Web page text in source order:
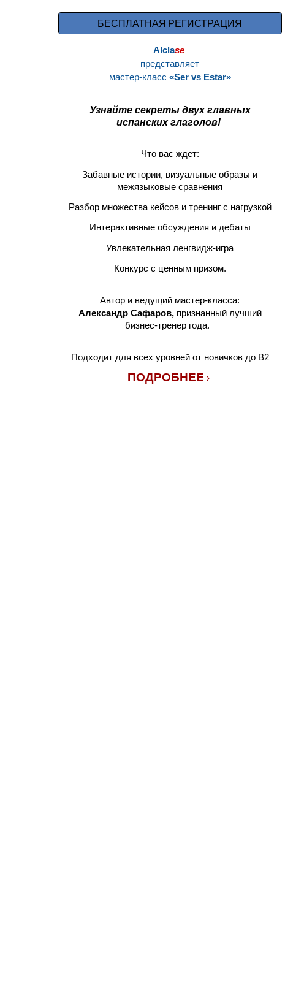
БЕСПЛАТНАЯ РЕГИСТРАЦИЯ
Alclase
представляет
мастер-класс «Ser vs Estar»
Узнайте секреты двух главных
испанских глаголов!
Что вас ждет:
Забавные истории, визуальные образы и
межязыковые сравнения
Разбор множества кейсов и тренинг с нагрузкой
Интерактивные обсуждения и дебаты
Увлекательная ленгвидж-игра
Конкурс с ценным призом.
Автор и ведущий мастер-класса:
Александр Сафаров, признанный лучший
бизнес-тренер года.
Подходит для всех уровней от новичков до В2
ПОДРОБНЕЕ ›